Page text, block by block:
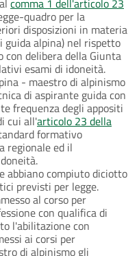
quadro per la
disposizioni in materia
guida alpina) nel rispetto
delibera della Giunta
esami di idoneità.
- maestro di alpinismo
di aspirante guida con
frequenza degli appositi
cui all'articolo 23 della
formativo
regionale ed il
abbiano compiuto diciotto
previsti per legge.
al corso per
con qualifica di
l'abilitazione con
ai corsi per
di alpinismo gli